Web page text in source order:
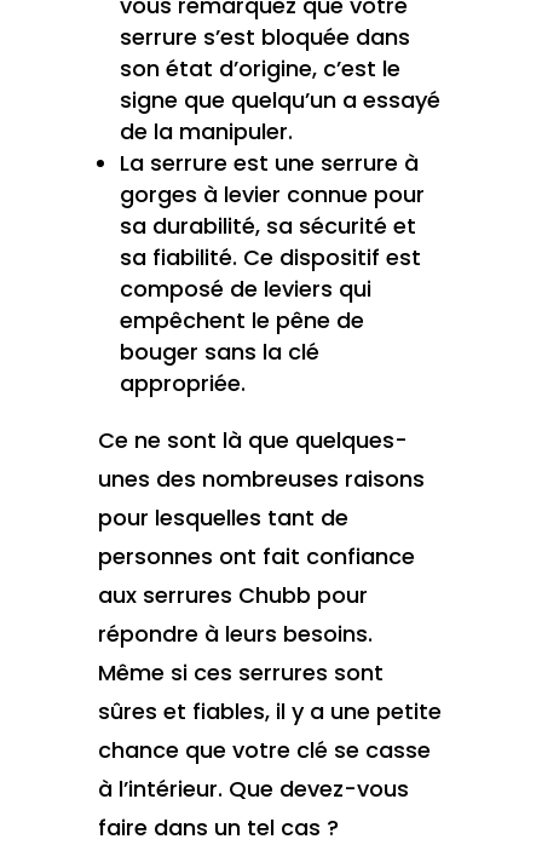
serrure s’est bloquée dans
son état d’origine, c’est le
signe que quelqu’un a essayé
de la manipuler.
La serrure est une serrure à
gorges à levier connue pour
sa durabilité, sa sécurité et
sa fiabilité. Ce dispositif est
composé de leviers qui
empêchent le pêne de
bouger sans la clé
appropriée.
Ce ne sont là que quelques-
unes des nombreuses raisons
pour lesquelles tant de
personnes ont fait confiance
aux serrures Chubb pour
répondre à leurs besoins.
Même si ces serrures sont
sûres et fiables, il y a une petite
chance que votre clé se casse
à l’intérieur. Que devez-vous
faire dans un tel cas ?